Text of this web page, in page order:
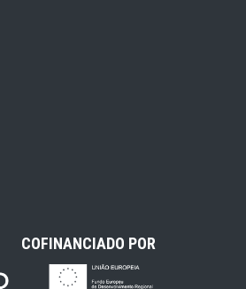
COFINANCIADO POR